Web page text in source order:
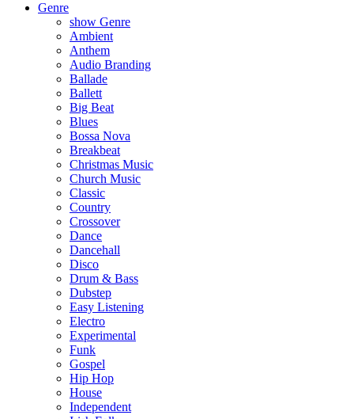
Genre
show Genre
Ambient
Anthem
Audio Branding
Ballade
Ballett
Big Beat
Blues
Bossa Nova
Breakbeat
Christmas Music
Church Music
Classic
Country
Crossover
Dance
Dancehall
Disco
Drum & Bass
Dubstep
Easy Listening
Electro
Experimental
Funk
Gospel
Hip Hop
House
Independent